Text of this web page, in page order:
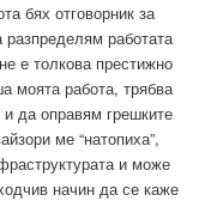
бях отговорник за
работата
е толкова престижно
моята работа, трябва
да оправям грешките
ме “натопиха”,
и може
начин да се каже